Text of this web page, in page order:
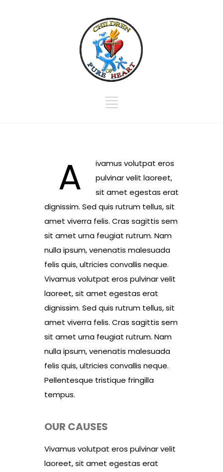
A
ivamus volutpat eros
pulvinar velit laoreet,
sit amet egestas erat
dignissim. Sed quis rutrum tellus, sit
amet viverra felis. Cras sagittis sem
sit amet urna feugiat rutrum. Nam
nulla ipsum, venenatis malesuada
felis quis, ultricies convallis neque.
Vivamus volutpat eros pulvinar velit
laoreet, sit amet egestas erat
dignissim. Sed quis rutrum tellus, sit
amet viverra felis. Cras sagittis sem
sit amet urna feugiat rutrum. Nam
nulla ipsum, venenatis malesuada
felis quis, ultricies convallis neque.
Pellentesque tristique fringilla
tempus.
OUR CAUSES
Vivamus volutpat eros pulvinar velit
laoreet, sit amet egestas erat